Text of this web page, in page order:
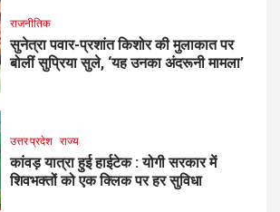
राजनीतिक
सुनेत्रा पवार-प्रशांत किशोर की मुलाकात पर
बोलीं सुप्रिया सुले, ‘यह उनका अंदरूनी मामला’
उत्तर प्रदेश राज्य
कांवड़ यात्रा हुई हाईटेक : योगी सरकार में
शिवभक्तों को एक क्लिक पर हर सुविधा